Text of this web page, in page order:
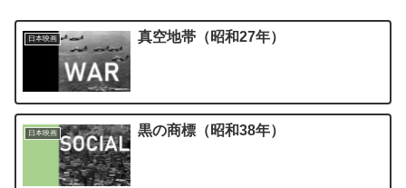
日本映画 真空地帯（昭和27年）
日本映画 黒の商標（昭和38年）